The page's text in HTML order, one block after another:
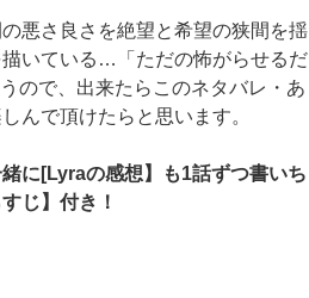
悪さ良さを絶望と希望の狭間を揺
いている…「ただの怖がらせるだ
ので、出来たらこのネタバレ・あ
んで頂けたらと思います。
に[Lyraの感想】も1話ずつ書いち
じ】付き！